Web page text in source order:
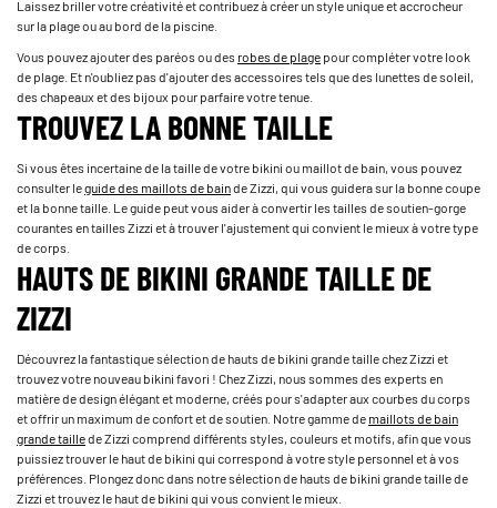
Laissez briller votre créativité et contribuez à créer un style unique et accrocheur
sur la plage ou au bord de la piscine.
Vous pouvez ajouter des paréos ou desrobes de plagepour compléter votre look
de plage. Et n'oubliez pas d'ajouter des accessoires tels que des lunettes de soleil,
des chapeaux et des bijoux pour parfaire votre tenue.
TROUVEZ LA BONNE TAILLE
Si vous êtes incertaine de la taille de votre bikini ou maillot de bain, vous pouvez
consulter leguide des maillots de bainde Zizzi, qui vous guidera sur la bonne coupe
et la bonne taille. Le guide peut vous aider à convertir les tailles de soutien-gorge
courantes en tailles Zizzi et à trouver l'ajustement qui convient le mieux à votre type
de corps.
HAUTS DE BIKINI GRANDE TAILLE DE
ZIZZI
Découvrez la fantastique sélection de hauts de bikini grande taille chez Zizzi et
trouvez votre nouveau bikini favori ! Chez Zizzi, nous sommes des experts en
matière de design élégant et moderne, créés pour s'adapter aux courbes du corps
et offrir un maximum de confort et de soutien. Notre gamme demaillots de bain
grande taillede Zizzi comprend différents styles, couleurs et motifs, afin que vous
puissiez trouver le haut de bikini qui correspond à votre style personnel et à vos
préférences. Plongez donc dans notre sélection de hauts de bikini grande taille de
Zizzi et trouvez le haut de bikini qui vous convient le mieux.